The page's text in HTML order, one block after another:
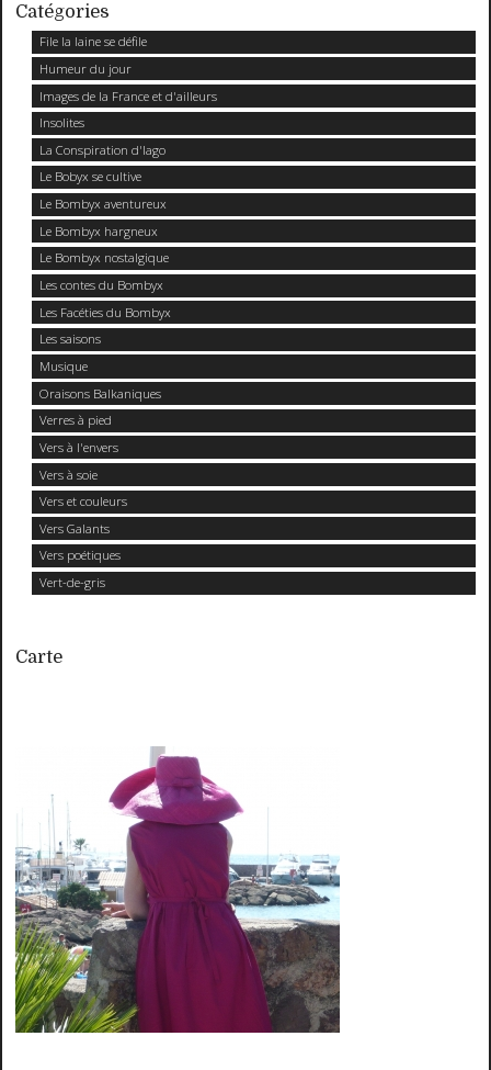
Catégories
File la laine se défile
Humeur du jour
Images de la France et d'ailleurs
Insolites
La Conspiration d'Iago
Le Bobyx se cultive
Le Bombyx aventureux
Le Bombyx hargneux
Le Bombyx nostalgique
Les contes du Bombyx
Les Facéties du Bombyx
Les saisons
Musique
Oraisons Balkaniques
Verres à pied
Vers à l'envers
Vers à soie
Vers et couleurs
Vers Galants
Vers poétiques
Vert-de-gris
Carte